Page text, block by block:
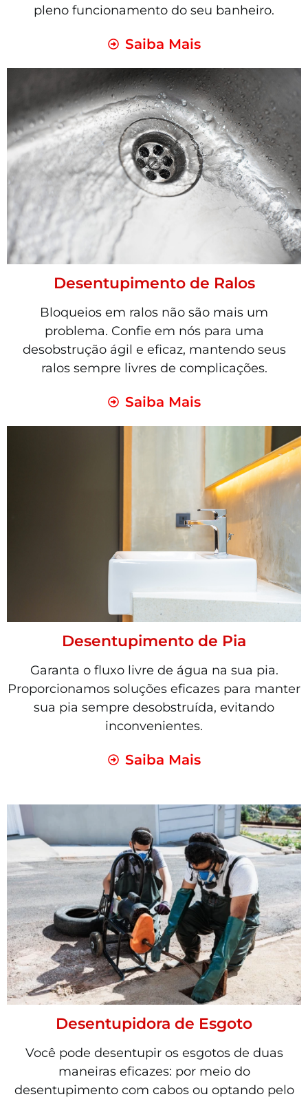
pleno funcionamento do seu banheiro.
Saiba Mais
Desentupimento de Ralos
Bloqueios em ralos não são mais um
problema. Confie em nós para uma
desobstrução ágil e eficaz, mantendo seus
ralos sempre livres de complicações.
Saiba Mais
Desentupimento de Pia
Garanta o fluxo livre de água na sua pia.
Proporcionamos soluções eficazes para manter
sua pia sempre desobstruída, evitando
inconvenientes.
Saiba Mais
Desentupidora de Esgoto
Você pode desentupir os esgotos de duas
maneiras eficazes: por meio do
desentupimento com cabos ou optando pelo